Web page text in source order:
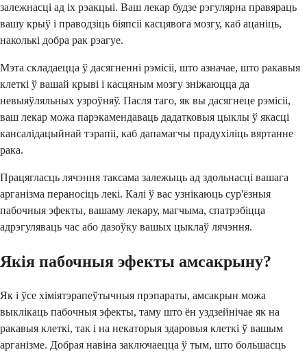
залежнасці ад іх рэакцыі. Ваш лекар будзе рэгулярна правяраць
вашу крыў і праводзіць біяпсіі касцявога мозгу, каб ацаніць,
наколькі добра рак рэагуе.
Мэта складаецца ў дасягненні рэмісіі, што азначае, што ракавыя
клеткі ў вашай крыві і касцяным мозгу зніжаюцца да
невыяўляльных узроўняў. Пасля таго, як вы дасягнеце рэмісіі,
ваш лекар можа парэкамендаваць дадатковыя цыклы ў якасці
кансалідацыйнай тэрапіі, каб дапамагчы прадухіліць вяртанне
рака.
Працягласць лячэння таксама залежыць ад здольнасці вашага
арганізма пераносіць лекі. Калі ў вас узнікаюць сур'ёзныя
пабочныя эфекты, вашаму лекару, магчыма, спатрэбіцца
адрэгуляваць час або дазоўку вашых цыклаў лячэння.
Якія пабочныя эфекты амсакрыну?
Як і ўсе хіміятэрапеўтычныя прэпараты, амсакрын можа
выклікаць пабочныя эфекты, таму што ён уздзейнічае як на
ракавыя клеткі, так і на некаторыя здаровыя клеткі ў вашым
арганізме. Добрая навіна заключаецца ў тым, што большасць